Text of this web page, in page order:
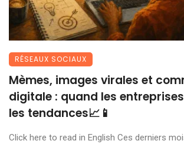
RÉSEAUX SOCIAUX
Mèmes, images virales et
digitale : quand les
les tendances📈📱
Click here to read in English Ces derniers